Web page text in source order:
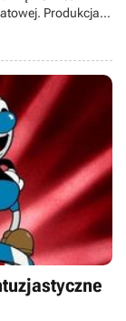
Produkcja
roku.